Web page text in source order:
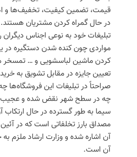
قیمت، تضمین کیفیت، تخفیف‌ها و
در حال گمراه کردن مشتریان
تبلیغات خود به نوعی اجناس دیگران
مواردی چون کنده شدن دستگیره در
کردن ماشین لباسشویی و … تمسخر
تعیین جایزه در مقابل تشویق به
صراحتاً در تبلیغات این فروشگاه‌ها
چه در سطح شهر نقض شده و
سیما به طور گسترده در حال
مصداق بارز تخلفاتی است که در آئین
آن اشاره شده و وزارت ارشاد ملزم به
آن است.